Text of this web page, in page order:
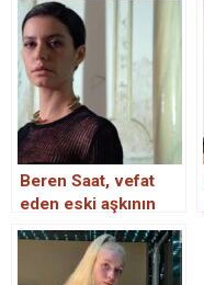
Beren Saat, vefat
eden eski aşkının
doğum gününü
kutladı, paylaşımdan
çok yazdığı not